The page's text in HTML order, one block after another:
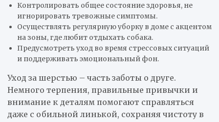
Контролировать общее состояние здоровья, не
игнорировать тревожные симптомы.
Осуществлять регулярную уборку в доме с акцентом
на зоны, где любит отдыхать собака.
Предусмотреть уход во время стрессовых ситуаций
и поддерживать эмоциональный фон.
Уход за шерстью – часть заботы о друге.
Немного терпения, правильные привычки и
внимание к деталям помогают справляться
даже с обильной линькой, сохраняя чистоту в